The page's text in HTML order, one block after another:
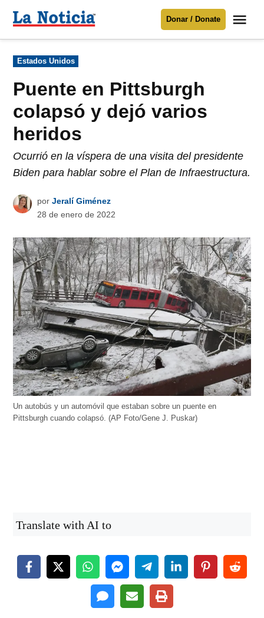
Para mantenerte informado necesitamos
Donar
contenido
Noticia
Donar / Donate
Publicado
en
Estados Unidos
Puente en Pittsburgh
colapsó y dejó varios
heridos
Ocurrió en la víspera de una visita del presidente
Biden para hablar sobre el Plan de Infraestructura.
por Jeralí Giménez
28 de enero de 2022
Un autobús y un automóvil que estaban sobre un puente en
Pittsburgh cuando colapsó. (AP Foto/Gene J. Puskar)
Translate with AI to